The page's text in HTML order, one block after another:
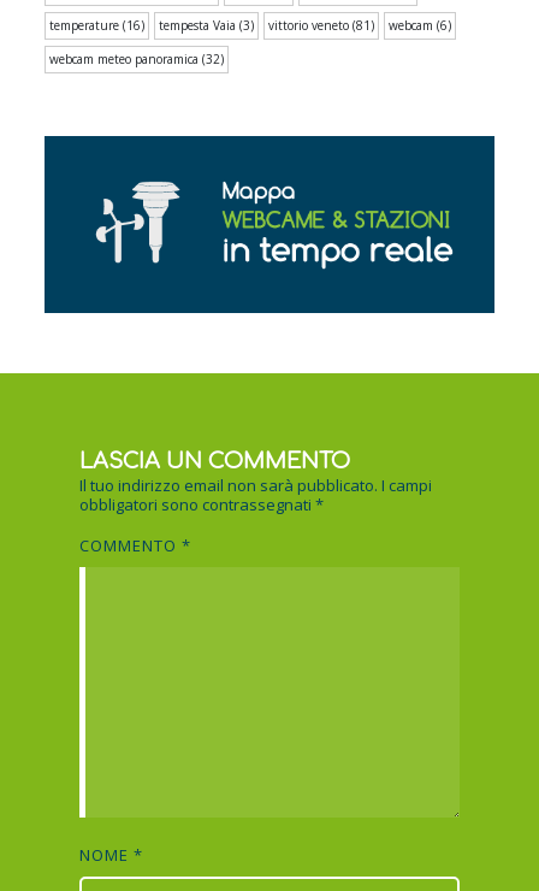
temperature (16) tempesta Vaia (3) vittorio veneto (81) webcam (6)
webcam meteo panoramica (32)
LASCIA UN COMMENTO
Il tuo indirizzo email non sarà pubblicato. I campi
obbligatori sono contrassegnati*
COMMENTO*
NOME*